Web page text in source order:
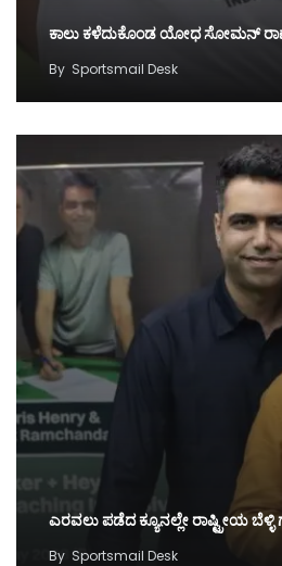
ಕಾಲು ಕಳೆದುಕೊಂಡ ಯೋಧ ಸೋಮನ್
By Sportsmail Desk
ಎರವಲು ಪಡೆದ ಕ್ಯೂನಲ್ಲೇ ರಾಷ್ಟ್ರೀಯ ಬೆಳ್ಳಿ
By Sportsmail Desk